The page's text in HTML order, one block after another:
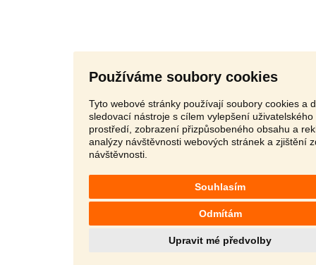
Používáme soubory cookies
Tyto webové stránky používají soubory cookies a
sledovací nástroje s cílem vylepšení uživatelského
prostředí, zobrazení přizpůsobeného obsahu a
analýzy návštěvnosti webových stránek a zjištění
návštěvnosti.
Souhlasím
Odmítám
Upravit mé předvolby